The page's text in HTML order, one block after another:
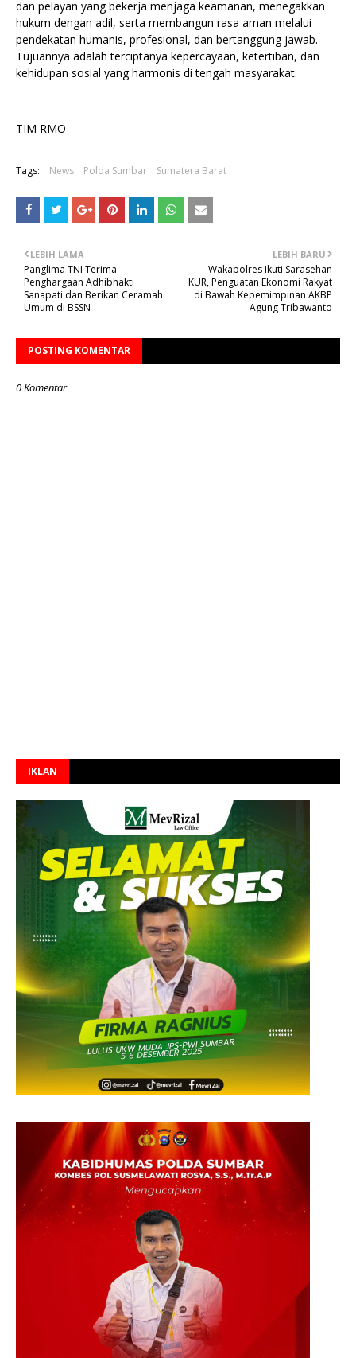
dan pelayan yang bekerja menjaga keamanan, menegakkan
hukum dengan adil, serta membangun rasa aman melalui
pendekatan humanis, profesional, dan bertanggung jawab.
Tujuannya adalah terciptanya kepercayaan, ketertiban, dan
kehidupan sosial yang harmonis di tengah masyarakat.
TIM RMO
Tags: News Polda Sumbar Sumatera Barat
LEBIH BARU
Wakapolres Ikuti Sarasehan
KUR, Penguatan Ekonomi Rakyat
di Bawah Kepemimpinan AKBP
Agung Tribawanto
LEBIH LAMA
Panglima TNI Terima
Penghargaan Adhibhakti
Sanapati dan Berikan Ceramah
Umum di BSSN
POSTING KOMENTAR
0 Komentar
IKLAN